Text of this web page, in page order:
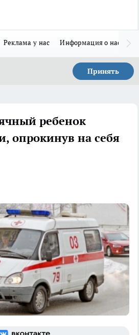
Реклама у нас Информация о нас
Принять
ребенок
опрокинув на себя